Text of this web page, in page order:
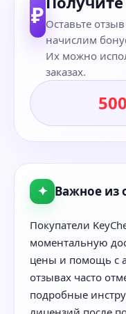
₽ Оставьте
начислим
Их можно
заказах.
500
✦ Важное из
Покупатели
моментальную
цены и помощь с
отзывах часто
подробные